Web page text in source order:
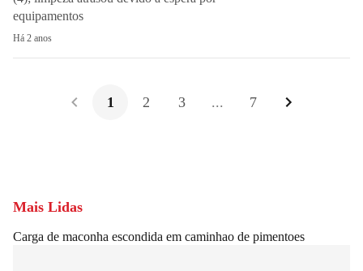
equipamentos
Há 2 anos
1 2 3 ... 7
Mais Lidas
Carga de maconha escondida em caminhao de pimentoes